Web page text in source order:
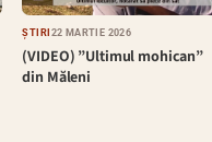
ȘTIRI 22 MARTIE 2026
(VIDEO) ”Ultimul mohican”
din Măleni